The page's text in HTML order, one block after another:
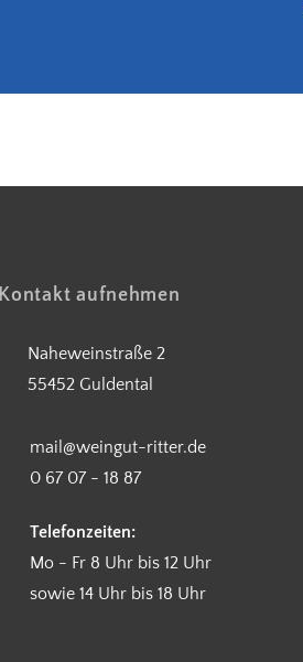
Kontakt aufnehmen
Naheweinstraße 2
55452 Guldental
mail@weingut-ritter.de
0 67 07 - 18 87
Telefonzeiten:
Mo - Fr 8 Uhr bis 12 Uhr
sowie 14 Uhr bis 18 Uhr